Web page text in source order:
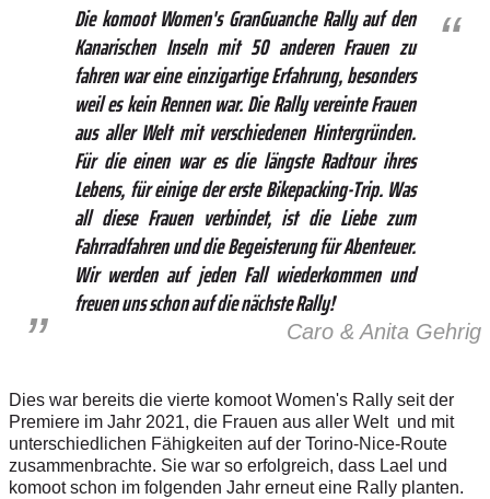
Die komoot Women's GranGuanche Rally auf den
Kanarischen Inseln mit 50 anderen Frauen zu
fahren war eine einzigartige Erfahrung, besonders
weil es kein Rennen war. Die Rally vereinte Frauen
aus aller Welt mit verschiedenen Hintergründen.
Für die einen war es die längste Radtour ihres
Lebens, für einige der erste Bikepacking-Trip. Was
all diese Frauen verbindet, ist die Liebe zum
Fahrradfahren und die Begeisterung für Abenteuer.
Wir werden auf jeden Fall wiederkommen und
freuen uns schon auf die nächste Rally!
Caro & Anita Gehrig
Dies war bereits die vierte komoot Women's Rally seit der
Premiere im Jahr 2021, die Frauen aus aller Welt und mit
unterschiedlichen Fähigkeiten auf der Torino-Nice-Route
zusammenbrachte. Sie war so erfolgreich, dass Lael und
komoot schon im folgenden Jahr erneut eine Rally planten.